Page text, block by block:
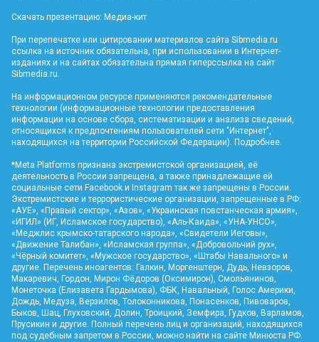
Скачать презентацию: Медиа-кит
При перепечатке или цитировании материалов сайта Sibmedia.ru
ссылка на источник обязательна, при использовании в Интернет-
изданиях и на сайтах обязательна прямая гиперссылка на сайт
Sibmedia.ru
На информационном ресурсе применяются рекомендательные
технологии (информационные технологии предоставления
информации на основе сбора, систематизации и анализа сведений,
относящихся к предпочтениям пользователей сети "Интернет",
находящихся на территории Российской Федерации). Подробнее
*Meta Platforms признана экстремистской организацией, её
деятельность в России запрещена, а также принадлежащие ей
социальные сети Facebook и Instagram так же запрещены в России.
Экстремистские и террористические организации, запрещенные в РФ:
«АУЕ», «Правый сектор», «Азов», «Украинская повстанческая армия»,
«ИГИЛ» (ИГ, Исламское государство), «Аль-Каида», «УНА-УНСО»,
«Меджлис крымско-татарского народа», «Свидетели Иеговы»,
«Движение Талибан», «Исламская группа», «Добровольчий рух»,
«Чёрный комитет», «Мужское государство», «Штабы Навального» и
другие. Перечень иноагентов: Галкин, Моргенштерн, Дудь, Невзоров,
Макаревич, Гордон, Мирон Фёдоров (Оксимирон), Смольянинов,
Монеточка (Елизавета Гардымова), ФБК, Навальный, Голос Америки,
Дождь, Медуза, Верзилов, Толоконникова, Понасенков, Пивоваров,
Быков, Шац, Глуховский, Долин, Троицкий, Земфира, Гудков, Варламов,
Прусикин и другие. Полный перечень лиц и организаций, находящихся
под судебным запретом в России, можно найти на сайте Минюста РФ.